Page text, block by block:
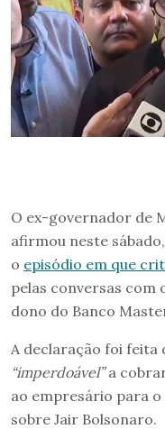
O ex-governador de
afirmou neste
o episódio em que
pelas conversas com
dono do Banco
A declaração foi feita
“imperdoável”a
ao empresário para o
sobre Jair Bolsonaro.